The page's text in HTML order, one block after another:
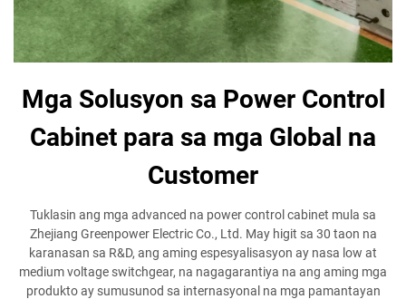
Mga Solusyon sa Power Control
Cabinet para sa mga Global na
Customer
Tuklasin ang mga advanced na power control cabinet mula sa
Zhejiang Greenpower Electric Co., Ltd. May higit sa 30 taon na
karanasan sa R&D, ang aming espesyalisasyon ay nasa low at
medium voltage switchgear, na nagagarantiya na ang aming mga
produkto ay sumusunod sa internasyonal na mga pamantayan